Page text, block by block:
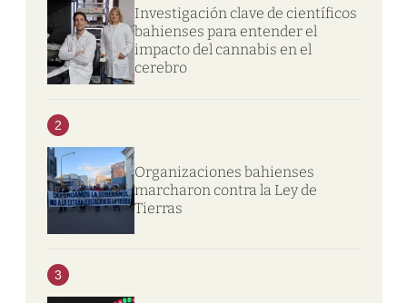
Investigación clave de científicos
bahienses para entender el
impacto del cannabis en el
cerebro
2
Organizaciones bahienses
marcharon contra la Ley de
Tierras
3